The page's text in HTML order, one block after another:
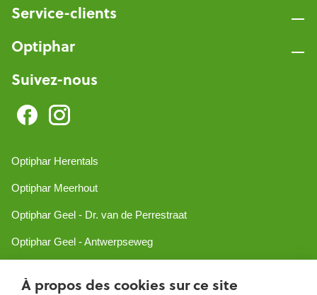
À propos des cookies sur ce site
Service-clients
Optiphar
Suivez-nous
Optiphar Herentals
Optiphar Meerhout
Optiphar Geel - Dr. van de Perrestraat
Optiphar Geel - Antwerpseweg